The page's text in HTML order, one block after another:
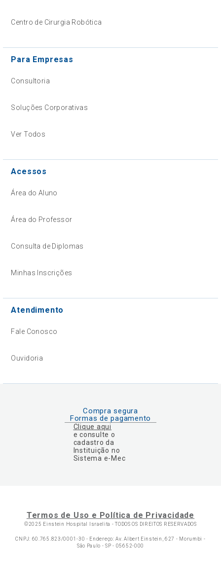
Centro de Cirurgia Robótica
Para Empresas
Consultoria
Soluções Corporativas
Ver Todos
Acessos
Área do Aluno
Área do Professor
Consulta de Diplomas
Minhas Inscrições
Atendimento
Fale Conosco
Ouvidoria
Compra segura
Formas de pagamento
Clique aqui
e consulte o
cadastro da
Instituição no
Sistema e-Mec
Termos de Uso e Política de Privacidade
©2025 Einstein Hospital Israelita -TODOS OS DIREITOS RESERVADOS
CNPJ: 60.765.823/0001-30 - Endereço: Av. Albert Einstein, 627 - Morumbi -
São Paulo - SP - 05652-000